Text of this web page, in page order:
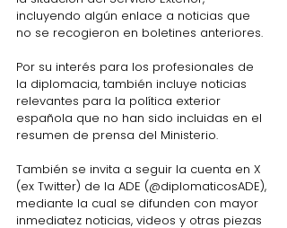
incluyendo algún enlace a noticias que
no se recogieron en boletines anteriores.
Por su interés para los profesionales de
la diplomacia, también incluye noticias
relevantes para la política exterior
española que no han sido incluidas en el
resumen de prensa del Ministerio.
También se invita a seguir la cuenta en X
(ex Twitter) de la ADE (@diplomaticosADE),
mediante la cual se difunden con mayor
inmediatez noticias, videos y otras piezas